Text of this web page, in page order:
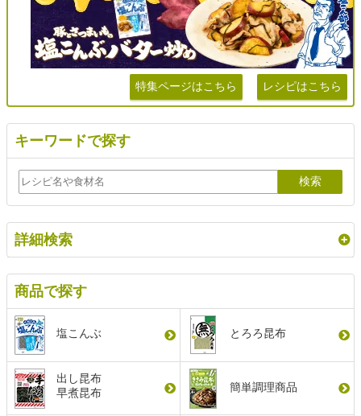
特集ページはこちら レシピはこちら
キーワードで探す
詳細検索
商品で探す
塩こんぶ とろろ昆布
出し昆布
早煮昆布
簡単調理商品